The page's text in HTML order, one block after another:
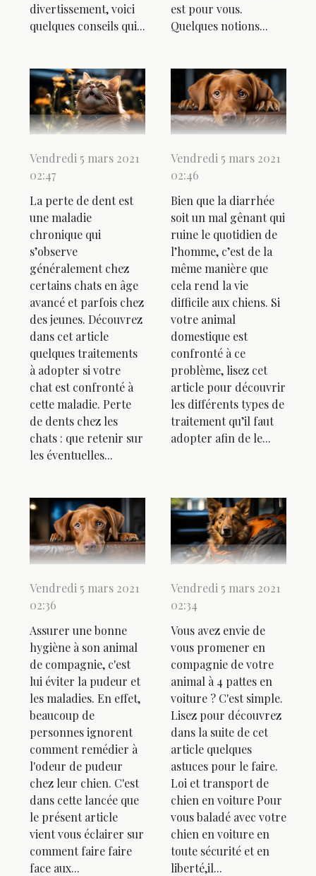
divertissement, voici
quelques conseils qui...
est pour vous.
Quelques notions...
Vendredi 5 mars 2021
02:47
La perte de dent est
une maladie
chronique qui
s’observe
généralement chez
certains chats en âge
avancé et parfois chez
des jeunes. Découvrez
dans cet article
quelques traitements
à adopter si votre
chat est confronté à
cette maladie. Perte
de dents chez les
chats : que retenir sur
les éventuelles...
Vendredi 5 mars 2021
02:46
Bien que la diarrhée
soit un mal gênant qui
ruine le quotidien de
l’homme, c’est de la
même manière que
cela rend la vie
difficile aux chiens. Si
votre animal
domestique est
confronté à ce
problème, lisez cet
article pour découvrir
les différents types de
traitement qu’il faut
adopter afin de le...
Vendredi 5 mars 2021
02:36
Assurer une bonne
hygiène à son animal
de compagnie, c'est
lui éviter la pudeur et
les maladies. En effet,
beaucoup de
personnes ignorent
comment remédier à
l'odeur de pudeur
chez leur chien. C'est
dans cette lancée que
le présent article
vient vous éclairer sur
comment faire faire
face aux...
Vendredi 5 mars 2021
02:34
Vous avez envie de
vous promener en
compagnie de votre
animal à 4 pattes en
voiture ? C'est simple.
Lisez pour découvrez
dans la suite de cet
article quelques
astuces pour le faire.
Loi et transport de
chien en voiture Pour
vous baladé avec votre
chien en voiture en
toute sécurité et en
liberté,il...